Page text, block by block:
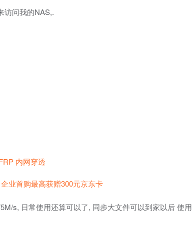
访问我的NAS,.
内网穿透
业首购最高获赠300元京东卡
s, 日常使用还算可以了, 同步大文件可以到家以后 使用